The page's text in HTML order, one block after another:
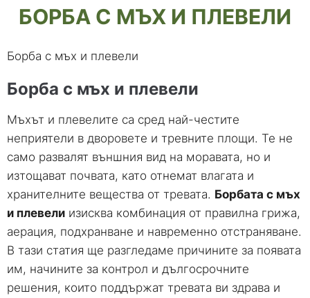
БОРБА С МЪХ И ПЛЕВЕЛИ
Борба с мъх и плевели
Борба с мъх и плевели
Мъхът и плевелите са сред най-честите
неприятели в дворовете и тревните площи. Те не
само развалят външния вид на моравата, но и
изтощават почвата, като отнемат влагата и
хранителните вещества от тревата. Борбата с мъх
и плевели изисква комбинация от правилна грижа,
аерация, подхранване и навременно отстраняване.
В тази статия ще разгледаме причините за появата
им, начините за контрол и дългосрочните
решения, които поддържат тревата ви здрава и